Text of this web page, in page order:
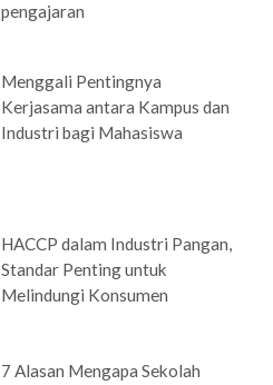
pengajaran
Menggali Pentingnya
Kerjasama antara Kampus dan
Industri bagi Mahasiswa
HACCP dalam Industri Pangan,
Standar Penting untuk
Melindungi Konsumen
7 Alasan Mengapa Sekolah